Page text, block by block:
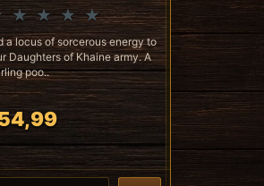
a locus of sorcerous energy to
Daughters of Khaine army. A
poo..